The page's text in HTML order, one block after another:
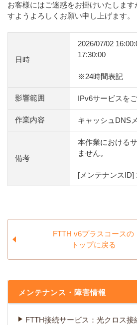
お客様にはご迷惑をお掛けいたします
すようよろしくお願い申し上げます。
日時
2026/07/02
17:30:00
※24時間表記
影響範囲 IPv6サービスを
作業内容 キャッシュDNS
備考
本作業における
ません。
[メンテナンスID]
FTTH v6プラスコースの
トップに戻る
メンテナンス・障害情報
FTTH接続サービス：光クロス接